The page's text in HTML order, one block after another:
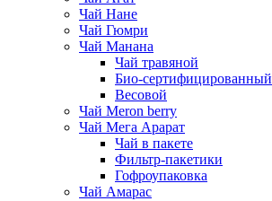
Чай Нане
Чай Гюмри
Чай Манана
Чай травяной
Био-сертифицированный
Весовой
Чай Meron berry
Чай Мега Арарат
Чай в пакете
Фильтр-пакетики
Гофроупаковка
Чай Амарас